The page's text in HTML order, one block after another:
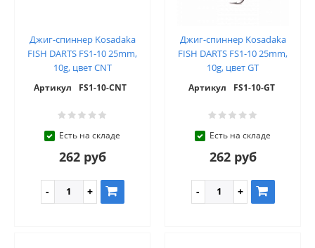
Джиг-спиннер Kosadaka
FISH DARTS FS1-10 25mm,
10g, цвет CNT
Артикул FS1-10-CNT
Есть на складе
262 руб
Джиг-спиннер Kosadaka
FISH DARTS FS1-10 25mm,
10g, цвет GT
Артикул FS1-10-GT
Есть на складе
262 руб